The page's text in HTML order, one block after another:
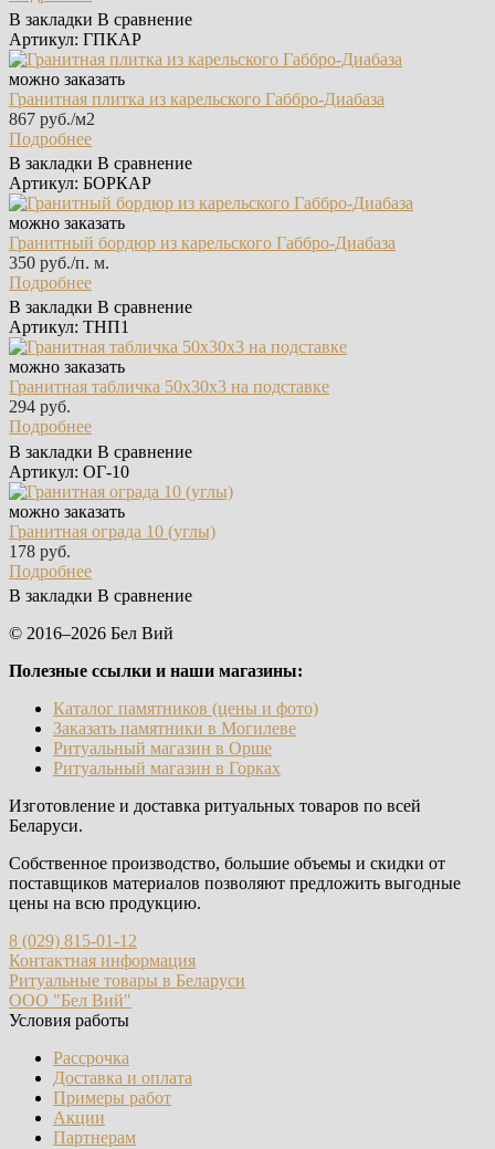
В закладки В сравнение
Артикул: ГПКАР
можно заказать
Гранитная плитка из карельского Габбро‑Диабаза
867 руб./м2
Подробнее
В закладки В сравнение
Артикул: БОРКАР
можно заказать
Гранитный бордюр из карельского Габбро‑Диабаза
350 руб./п. м.
Подробнее
В закладки В сравнение
Артикул: ТНП1
можно заказать
Гранитная табличка 50х30х3 на подставке
294 руб.
Подробнее
В закладки В сравнение
Артикул: ОГ-10
можно заказать
Гранитная ограда 10 (углы)
178 руб.
Подробнее
В закладки В сравнение
© 2016–2026 Бел Вий
Полезные ссылки и наши магазины:
Каталог памятников (цены и фото)
Заказать памятники в Могилеве
Ритуальный магазин в Орше
Ритуальный магазин в Горках
Изготовление и доставка ритуальных товаров по всей
Беларуси.
Собственное производство, большие объемы и скидки от
поставщиков материалов позволяют предложить выгодные
цены на всю продукцию.
8 (029) 815-01-12
Контактная информация
Ритуальные товары в Беларуси
ООО "Бел Вий"
Условия работы
Рассрочка
Доставка и оплата
Примеры работ
Акции
Партнерам